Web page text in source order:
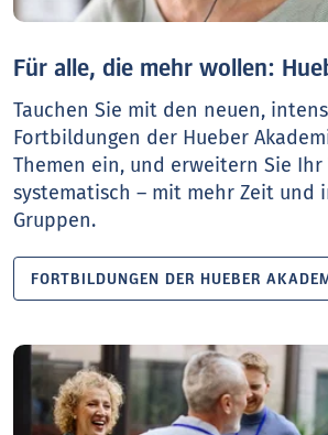
Für alle, die mehr wollen:
Tauchen Sie mit den neuen,
Fortbildungen der Hueber
Themen ein, und erweitern Sie Ihr
systematisch – mit mehr Zeit und
Gruppen.
FORTBILDUNGEN DER HUEBER